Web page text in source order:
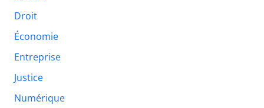
Droit
Économie
Entreprise
Justice
Numérique